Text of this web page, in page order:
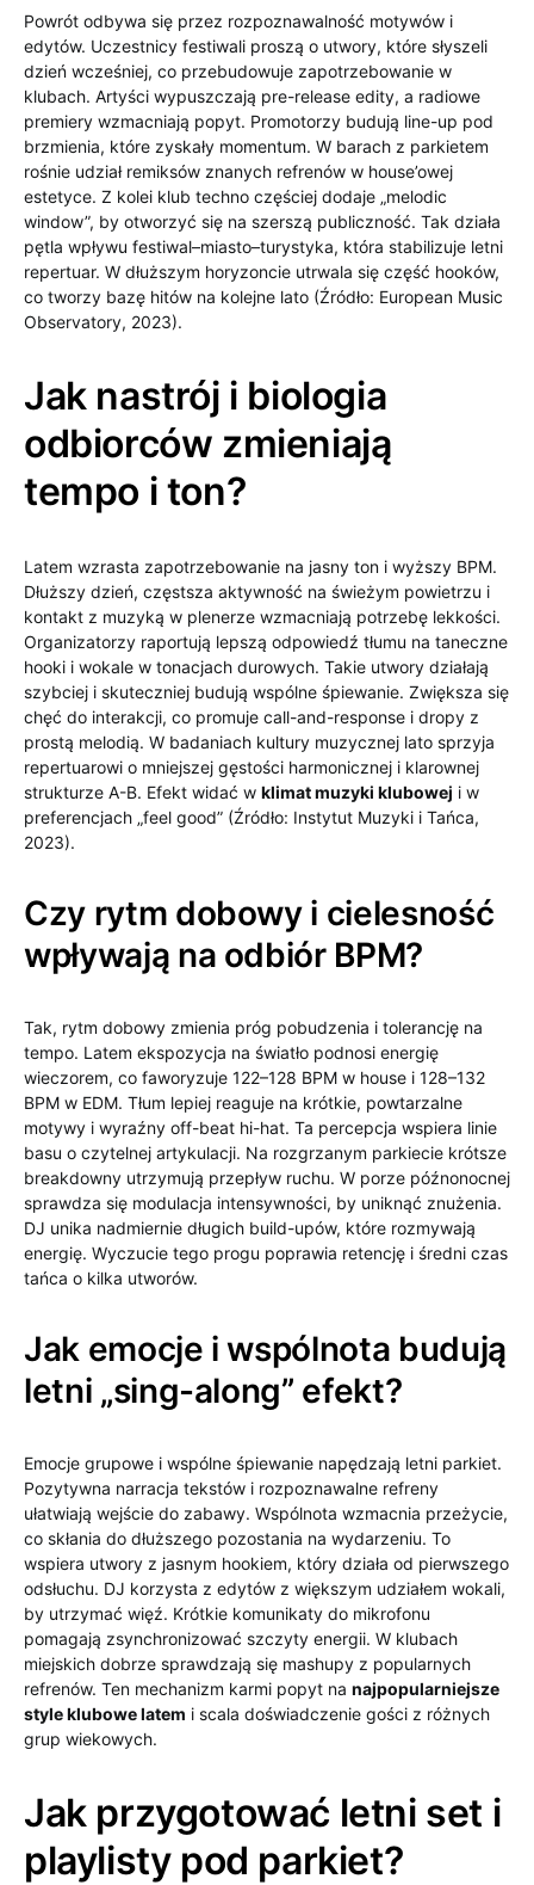
Powrót odbywa się przez rozpoznawalność motywów i
edytów. Uczestnicy festiwali proszą o utwory, które słyszeli
dzień wcześniej, co przebudowuje zapotrzebowanie w
klubach. Artyści wypuszczają pre-release edity, a radiowe
premiery wzmacniają popyt. Promotorzy budują line-up pod
brzmienia, które zyskały momentum. W barach z parkietem
rośnie udział remiksów znanych refrenów w house’owej
estetyce. Z kolei klub techno częściej dodaje „melodic
window”, by otworzyć się na szerszą publiczność. Tak działa
pętla wpływu festiwal–miasto–turystyka, która stabilizuje letni
repertuar. W dłuższym horyzoncie utrwala się część hooków,
co tworzy bazę hitów na kolejne lato (Źródło: European Music
Observatory, 2023).
Jak nastrój i biologia
odbiorców zmieniają
tempo i ton?
Latem wzrasta zapotrzebowanie na jasny ton i wyższy BPM.
Dłuższy dzień, częstsza aktywność na świeżym powietrzu i
kontakt z muzyką w plenerze wzmacniają potrzebę lekkości.
Organizatorzy raportują lepszą odpowiedź tłumu na taneczne
hooki i wokale w tonacjach durowych. Takie utwory działają
szybciej i skuteczniej budują wspólne śpiewanie. Zwiększa się
chęć do interakcji, co promuje call-and-response i dropy z
prostą melodią. W badaniach kultury muzycznej lato sprzyja
repertuarowi o mniejszej gęstości harmonicznej i klarownej
strukturze A-B. Efekt widać w klimat muzyki klubowej i w
preferencjach „feel good” (Źródło: Instytut Muzyki i Tańca,
2023).
Czy rytm dobowy i cielesność
wpływają na odbiór BPM?
Tak, rytm dobowy zmienia próg pobudzenia i tolerancję na
tempo. Latem ekspozycja na światło podnosi energię
wieczorem, co faworyzuje 122–128 BPM w house i 128–132
BPM w EDM. Tłum lepiej reaguje na krótkie, powtarzalne
motywy i wyraźny off-beat hi-hat. Ta percepcja wspiera linie
basu o czytelnej artykulacji. Na rozgrzanym parkiecie krótsze
breakdowny utrzymują przepływ ruchu. W porze późnonocnej
sprawdza się modulacja intensywności, by uniknąć znużenia.
DJ unika nadmiernie długich build-upów, które rozmywają
energię. Wyczucie tego progu poprawia retencję i średni czas
tańca o kilka utworów.
Jak emocje i wspólnota budują
letni „sing-along” efekt?
Emocje grupowe i wspólne śpiewanie napędzają letni parkiet.
Pozytywna narracja tekstów i rozpoznawalne refreny
ułatwiają wejście do zabawy. Wspólnota wzmacnia przeżycie,
co skłania do dłuższego pozostania na wydarzeniu. To
wspiera utwory z jasnym hookiem, który działa od pierwszego
odsłuchu. DJ korzysta z edytów z większym udziałem wokali,
by utrzymać więź. Krótkie komunikaty do mikrofonu
pomagają zsynchronizować szczyty energii. W klubach
miejskich dobrze sprawdzają się mashupy z popularnych
refrenów. Ten mechanizm karmi popyt na najpopularniejsze
style klubowe latem i scala doświadczenie gości z różnych
grup wiekowych.
Jak przygotować letni set i
playlisty pod parkiet?